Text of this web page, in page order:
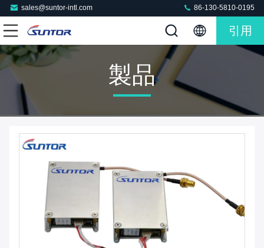
sales@suntor-intl.com 86-130-5810-0195
引用
製品